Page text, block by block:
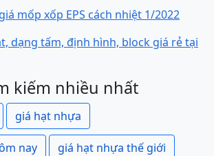
mốp xốp EPS cách nhiệt 1/2022
dạng tấm, định hình, block giá rẻ tại
kiếm nhiều nhất
giá hạt nhựa
nay giá hạt nhựa thế giới